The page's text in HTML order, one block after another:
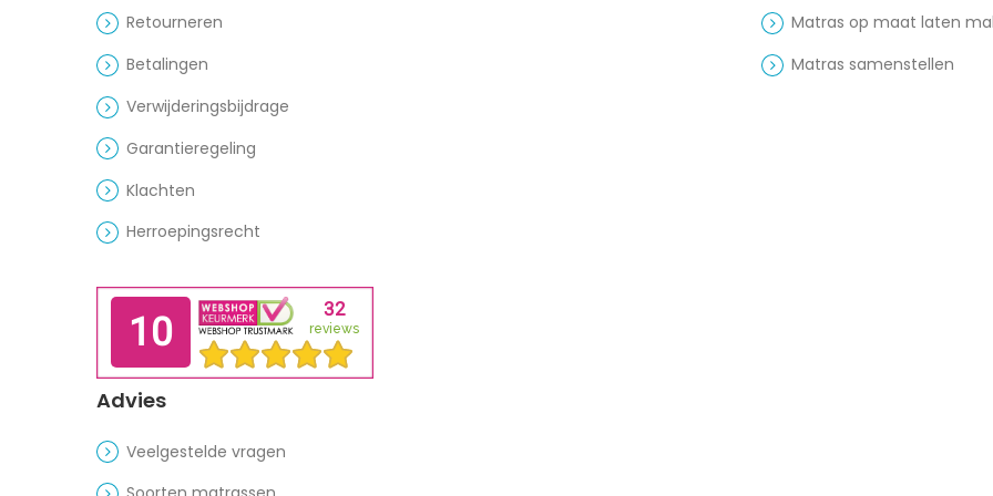
Retourneren
Betalingen
Verwijderingsbijdrage
Garantieregeling
Klachten
Herroepingsrecht
Matras op maat laten
Matras samenstellen
Advies
Veelgestelde vragen